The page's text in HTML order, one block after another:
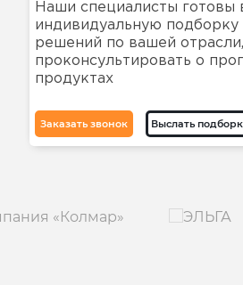
Наши специалисты готовы
индивидуальную
решений по вашей
проконсультировать о
продуктах
Заказать звонок Выслать